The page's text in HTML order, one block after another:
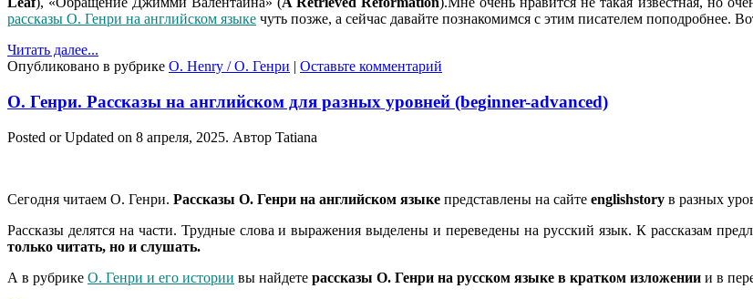
рассказы О. Генри на английском языке чуть позже, а сейчас давайте познакомимся с этим писателем поподробнее.
Читать далее...
Опубликовано в рубрике O. Henry / О. Генри | Оставьте комментарий
О. Генри. Рассказы на английском для разных уровней (beginner-advanced)
Posted or Updated on 8 апреля, 2025. Автор Tatiana
Сегодня читаем О. Генри. Рассказы О. Генри на английском языке представлены на сайте englishstory в разных
Рассказы делятся на части. Трудные слова и выражения выделены и переведены на русский язык. К рассказам
только читать, но и слушать.
А в рубрике О. Генри и его истории вы найдете рассказы О. Генри на русском языке в кратком изложении и в